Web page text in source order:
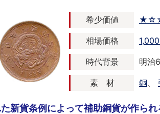
希少価値
相場価格
時代背景 明治
素 材 銅
新貨条例によって補助銅貨が作ら